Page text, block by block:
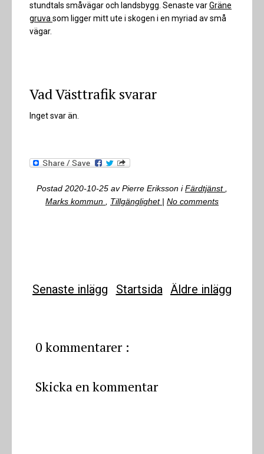
stundtals småvägar och landsbygg. Senaste varGräne
gruvasom ligger mitt ute i skogen i en myriad av små
vägar.
Vad Västtrafik svarar
Inget svar än.
Postad 2020-10-25 avPierre Eriksson iFärdtjänst,
Marks kommun , Tillgänglighet | No comments
Senaste inlägg Äldre inlägg
Startsida
0 kommentarer :
Skicka en kommentar